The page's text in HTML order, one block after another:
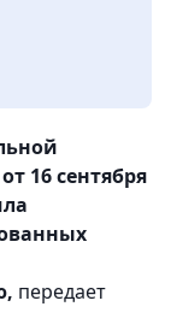
от 16 сентября
передает